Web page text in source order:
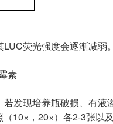
荧光强度会逐渐减
素
发现培养瓶破损、有液
10×，20×）各2-3张以